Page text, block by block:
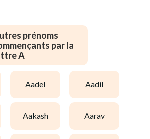
prénoms
par la
A
aadel aadil
aakash aarav